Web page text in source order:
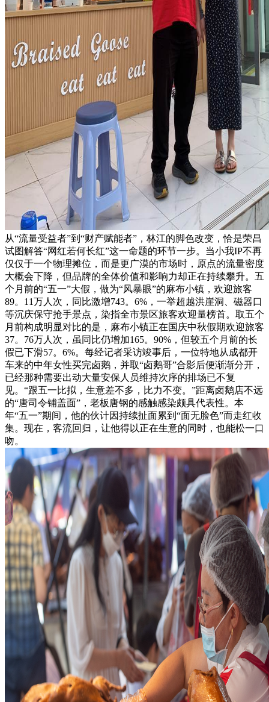
从“流量受益者”到“财产赋能者”，林江的脚色改变，恰是荣昌
试图解答“网红若何长红”这一命题的环节一步。当小我IP不再
仅仅于一个物理摊位，而是更广漠的市场时，原点的流量密度
大概会下降，但品牌的全体价值和影响力却正在持续攀升。五
个月前的“五一”大假，做为“风暴眼”的麻布小镇，欢迎旅客
89。11万人次，同比激增743。6%，一举超越洪崖洞、磁器口
等沉庆保守抢手景点，染指全市景区旅客欢迎量榜首。取五个
月前构成明显对比的是，麻布小镇正在国庆中秋假期欢迎旅客
37。76万人次，虽同比仍增加165。90%，但较五个月前的长
假已下滑57。6%。每经记者采访竣事后，一位特地从成都开
车来的中年女性买完卤鹅，并取“卤鹅哥”合影后便渐渐分开，
已经那种需要出动大量安保人员维持次序的排场已不复
见。“跟五一比拟，生意差不多，比力不变。”距离卤鹅店不远
的“唐司令铺盖面”，老板唐钢的感触感染颇具代表性。本
年“五一”期间，他的伙计因持续扯面累到“面无脸色”而走红收
集。现在，客流回归，让他得以正在生意的同时，也能松一口
吻。